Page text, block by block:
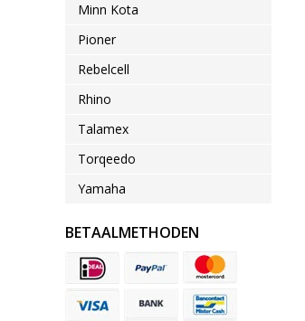
Minn Kota
Pioner
Rebelcell
Rhino
Talamex
Torqeedo
Yamaha
BETAALMETHODEN